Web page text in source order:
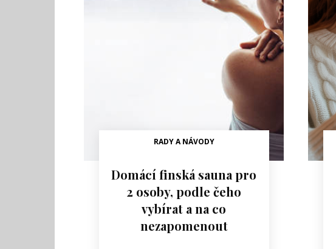
RADY A NÁVODY
Domácí finská sauna pro
2 osoby, podle čeho
vybírat a na co
nezapomenout